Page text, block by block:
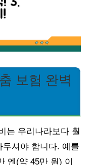
보험 완벽
는 우리나라보다 훨
셔야 합니다. 예를
엔(약 45만 원) 이